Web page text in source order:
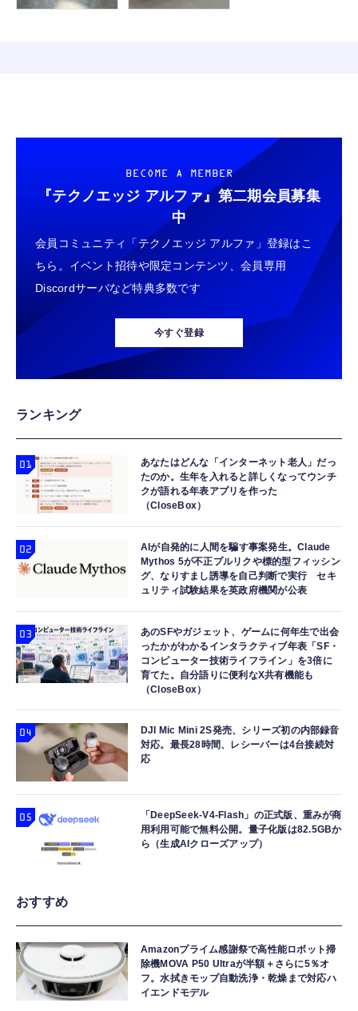
BECOME A MEMBER
『テクノエッジ アルファ』 第二期会員募集
中
会員コミュニティ「テクノエッジ アルファ」登録はこ
ちら。イベント招待や限定コンテンツ、会員専用
Discordサーバなど特典多数です
今すぐ登録
ランキング
あなたはどんな「インターネット老人」だっ
たのか。生年を入れると詳しくなってウンチ
クが語れる年表アプリを作った
（CloseBox）
AIが自発的に人間を騙す事案発生。Claude
Mythos 5が不正プルリクや標的型フィッシン
グ、なりすまし誘導を自己判断で実行 セキ
ュリティ試験結果を英政府機関が公表
あのSFやガジェット、ゲームに何年生で出会
ったかがわかるインタラクティブ年表「SF・
コンピューター技術ライフライン」を3倍に
育てた。自分語りに便利なX共有機能も
（CloseBox）
DJI Mic Mini 2S発売、シリーズ初の内部録音
対応。最長28時間、レシーバーは4台接続対
応
「DeepSeek-V4-Flash」の正式版、重みが商
用利用可能で無料公開。量子化版は82.5GBか
ら（生成AIクローズアップ）
おすすめ
Amazonプライム感謝祭で高性能ロボット掃
除機MOVA P50 Ultraが半額＋さらに5％オ
フ。水拭きモップ自動洗浄・乾燥まで対応ハ
イエンドモデル